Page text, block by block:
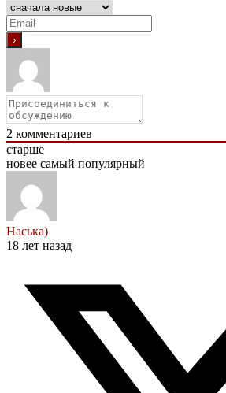
2 комментариев
старше
новее самый популярный
Наська)
18 лет назад